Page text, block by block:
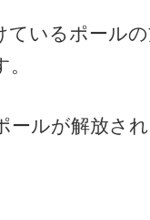
ているポール
ールが解放され